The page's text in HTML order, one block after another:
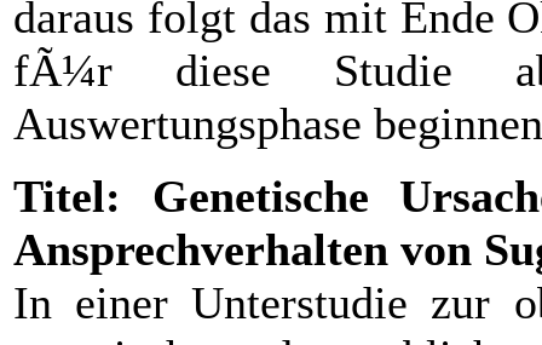
daraus folgt das mit Ende
fÃ¼r diese Studie
Auswertungsphase
Titel: Genetische
Ansprechverhalten von
In einer Unterstudie zur